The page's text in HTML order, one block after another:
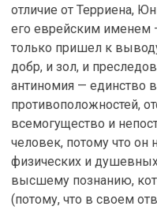
отличие от Терриена,
его еврейским именем
только пришел к
добр, и зол, и
антиномия — единство
противоположностей,
всемогущество и
человек, потому что
физических и
высшему познанию,
(потому, что в своем